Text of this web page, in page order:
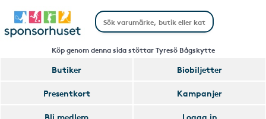
Köp genom denna sida stöttar Tyresö Bågskytte
Butiker
Biobiljetter
Presentkort
Kampanjer
Bli medlem
Logga in